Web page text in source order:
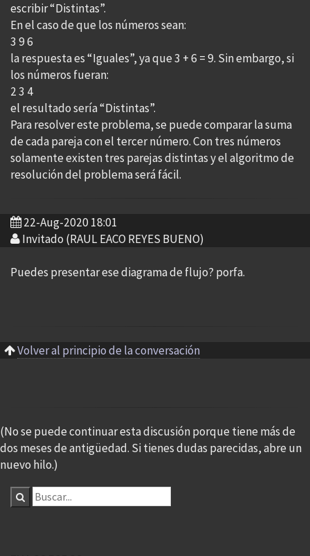
escribir “Distintas”.
En el caso de que los números sean:
3 9 6
la respuesta es “Iguales”, ya que 3 + 6 = 9. Sin embargo, si
los números fueran:
2 3 4
el resultado sería “Distintas”.
Para resolver este problema, se puede comparar la suma
de cada pareja con el tercer número. Con tres números
solamente existen tres parejas distintas y el algoritmo de
resolución del problema será fácil.
22-Aug-2020 18:01
Invitado (RAUL EACO REYES BUENO)
Puedes presentar ese diagrama de flujo? porfa.
Volver al principio de la conversación
(No se puede continuar esta discusión porque tiene más de
dos meses de antigüedad. Si tienes dudas parecidas, abre un
nuevo hilo.)